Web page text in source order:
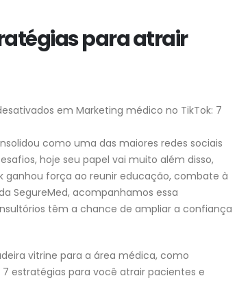
para atrair
em Marketing médico no TikTok: 7
como uma das maiores redes sociais
hoje seu papel vai muito além disso,
ganhou força ao reunir educação, combate à
SegureMed, acompanhamos essa
têm a chance de ampliar a confiança
vitrine para a área médica, como
estratégias para você atrair pacientes e